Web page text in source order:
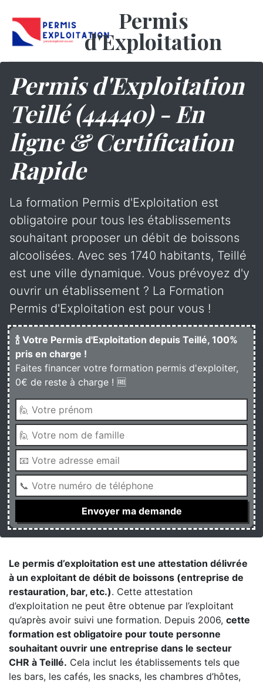
Permis
d'Exploitation
Permis d'Exploitation
Teillé (44440) - En
ligne & Certification
Rapide
La formation Permis d'Exploitation est
obligatoire pour tous les établissements
souhaitant proposer un débit de boissons
alcoolisées. Avec ses 1740 habitants, Teillé
est une ville dynamique. Vous prévoyez d'y
ouvrir un établissement ? La Formation
Permis d'Exploitation est pour vous !
🍾 Votre Permis d'Exploitation depuis Teillé, 100%
pris en charge !
Faites financer votre formation permis d'exploiter,
0€ de reste à charge ! 🆓
Le permis d’exploitation est une attestation délivrée
à un exploitant de débit de boissons (entreprise de
restauration, bar, etc.). Cette attestation
d’exploitation ne peut être obtenue par l’exploitant
qu’après avoir suivi une formation. Depuis 2006, cette
formation est obligatoire pour toute personne
souhaitant ouvrir une entreprise dans le secteur
CHR à Teillé. Cela inclut les établissements tels que
les bars, les cafés, les snacks, les chambres d’hôtes,